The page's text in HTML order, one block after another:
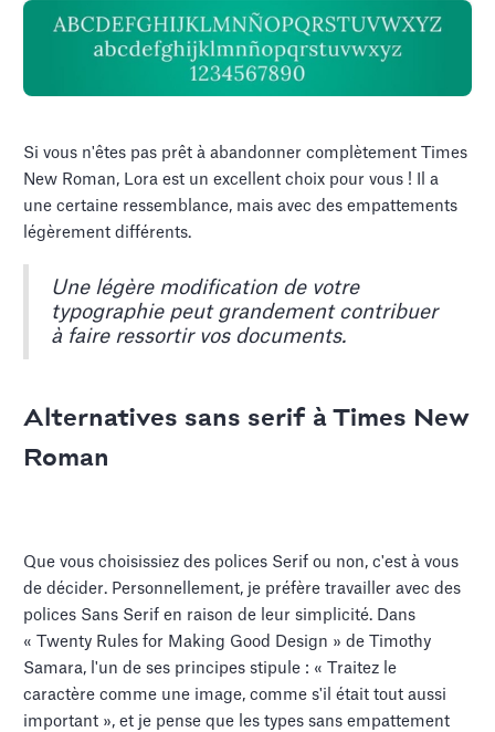
Si vous n'êtes pas prêt à abandonner complètement Times
New Roman, Lora est un excellent choix pour vous ! Il a
une certaine ressemblance, mais avec des empattements
légèrement différents.
Une légère modification de votre
typographie peut grandement contribuer
à faire ressortir vos documents.
Alternatives sans serif à Times New
Roman
Que vous choisissiez des polices Serif ou non, c'est à vous
de décider. Personnellement, je préfère travailler avec des
polices Sans Serif en raison de leur simplicité. Dans
« Twenty Rules for Making Good Design » de Timothy
Samara, l'un de ses principes stipule : « Traitez le
caractère comme une image, comme s'il était tout aussi
important », et je pense que les types sans empattement